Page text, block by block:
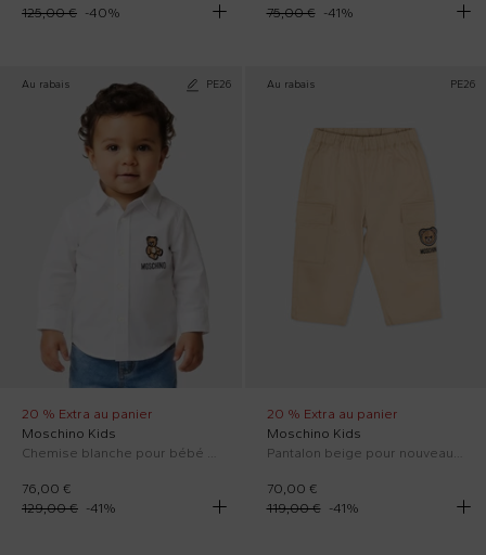
125,00 € -40%
75,00 €
-41%
Au rabais PE26
20 % Extra au panier
Moschino Kids
Chemise blanche pour bébé garçon avec Teddy Bear
76,00 €
129,00 € -41%
Au rabais PE26
20 % Extra au panier
Moschino Kids
Pantalon beige pour nouveau-nés avec Teddy Bear
70,00 €
119,00 €
-41%